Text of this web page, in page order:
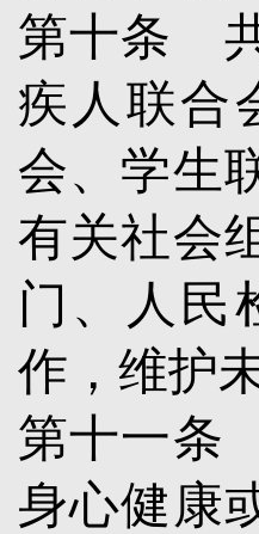
第十条
疾人联合
会、学生
有关社会
门、人民
作，维护
第十一条
身心健康